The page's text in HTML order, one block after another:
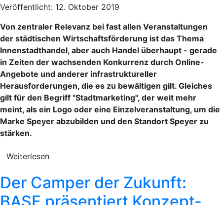
Veröffentlicht: 12. Oktober 2019
Von zentraler Relevanz bei fast allen Veranstaltungen
der städtischen Wirtschaftsförderung ist das Thema
Innenstadthandel, aber auch Handel überhaupt - gerade
in Zeiten der wachsenden Konkurrenz durch Online-
Angebote und anderer infrastruktureller
Herausforderungen, die es zu bewältigen gilt. Gleiches
gilt für den Begriff "Stadtmarketing", der weit mehr
meint, als ein Logo oder eine Einzelveranstaltung, um die
Marke Speyer abzubilden und den Standort Speyer zu
stärken.
Weiterlesen
Der Camper der Zukunft:
BASF präsentiert Konzept-